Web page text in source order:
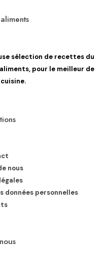
sélection de recettes du
pour le meilleur de
nous
données personnelles